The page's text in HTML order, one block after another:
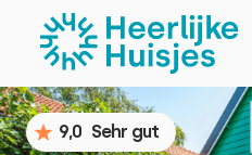
1
9,0 Sehr gut